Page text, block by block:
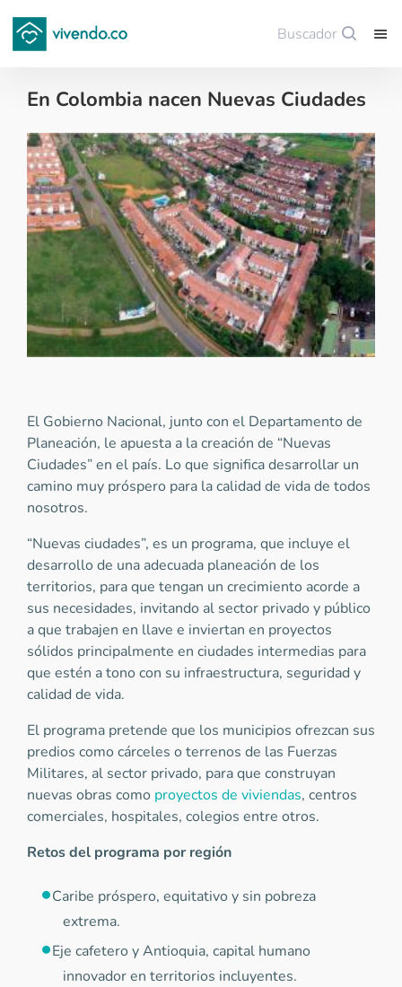
Buscador
En Colombia nacen Nuevas Ciudades
Colombianos en el exterior - 2017-02-20
El Gobierno Nacional, junto con el Departamento de
Planeación, le apuesta a la creación de “Nuevas
Ciudades” en el país. Lo que significa desarrollar un
camino muy próspero para la calidad de vida de todos
nosotros.
“Nuevas ciudades”, es un programa, que incluye el
desarrollo de una adecuada planeación de los
territorios, para que tengan un crecimiento acorde a
sus necesidades, invitando al sector privado y público
a que trabajen en llave e inviertan en proyectos
sólidos principalmente en ciudades intermedias para
que estén a tono con su infraestructura, seguridad y
calidad de vida.
El programa pretende que los municipios ofrezcan sus
predios como cárceles o terrenos de las Fuerzas
Militares, al sector privado, para que construyan
nuevas obras como proyectos de viviendas, centros
comerciales, hospitales, colegios entre otros.
Retos del programa por región
Caribe próspero, equitativo y sin pobreza
extrema.
Eje cafetero y Antioquia, capital humano
innovador en territorios incluyentes.
Guardar